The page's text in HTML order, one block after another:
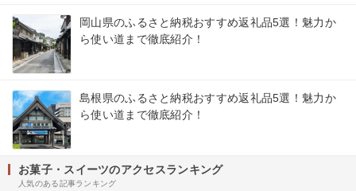
岡山県のふるさと納税おすすめ返礼品5選！魅力か
ら使い道まで徹底紹介！
島根県のふるさと納税おすすめ返礼品5選！魅力か
ら使い道まで徹底紹介！
お菓子・スイーツのアクセスランキング
人気のある記事ランキング